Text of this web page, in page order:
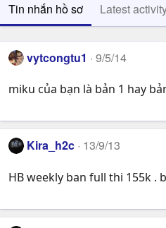
Tin nhắn hồ sơ Latest
vytcongtu1 9/5/14
miku của bạn là bản 1 hay
Kira_h2c 13/9/13
HB weekly ban full thi 155k .